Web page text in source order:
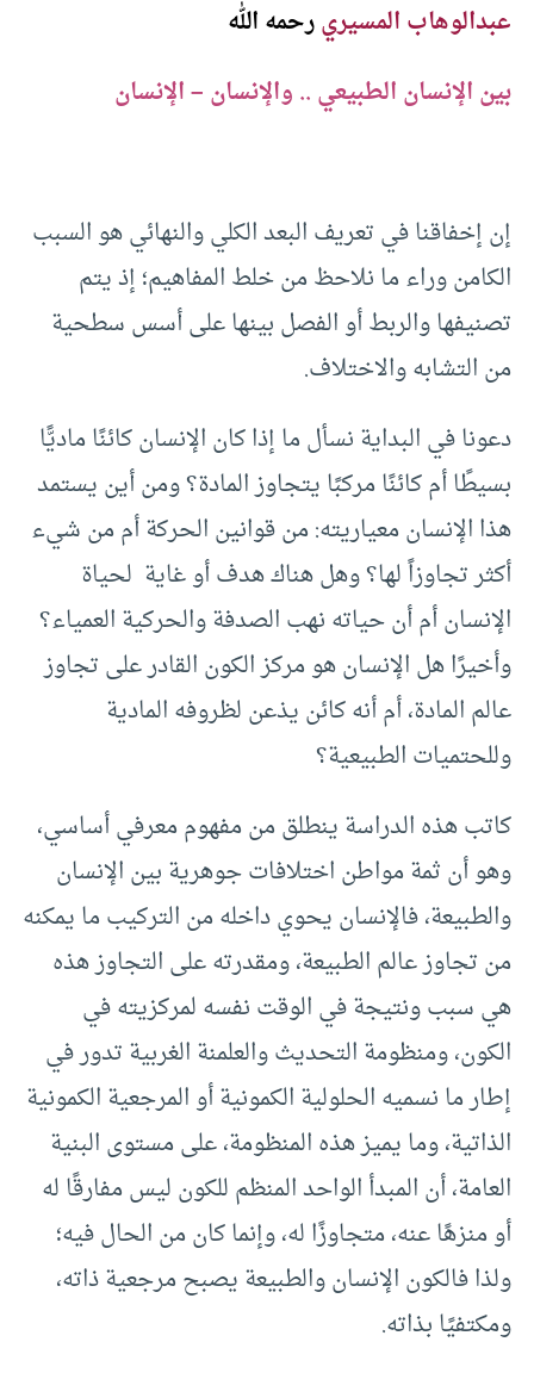
عبدالوهاب المسيريرحمه الله
بين الإنسان الطبيعي .. والإنسان – الإنسان
إن إخفاقنا في تعريف البعد الكلي والنهائي هو السبب
الكامن وراء ما نلاحظ من خلط المفاهيم؛ إذ يتم
تصنيفها والربط أو الفصل بينها على أسس سطحية
من التشابه والاختلاف.
دعونا في البداية نسأل ما إذا كان الإنسان كائنًا ماديًّا
بسيطًا أم كائنًا مركبًا يتجاوز المادة؟ ومن أين يستمد
هذا الإنسان معياريته: من قوانين الحركة أم من شيء
أكثر تجاوزاً لها؟ وهل هناك هدف أو غاية لحياة
الإنسان أم أن حياته نهب الصدفة والحركية العمياء؟
وأخيرًا هل الإنسان هو مركز الكون القادر على تجاوز
عالم المادة، أم أنه كائن يذعن لظروفه المادية
وللحتميات الطبيعية؟
كاتب هذه الدراسة ينطلق من مفهوم معرفي أساسي،
وهو أن ثمة مواطن اختلافات جوهرية بين الإنسان
والطبيعة، فالإنسان يحوي داخله من التركيب ما يمكنه
من تجاوز عالم الطبيعة، ومقدرته على التجاوز هذه
هي سبب ونتيجة في الوقت نفسه لمركزيته في
الكون، ومنظومة التحديث والعلمنة الغربية تدور في
إطار ما نسميه الحلولية الكمونية أو المرجعية الكمونية
الذاتية، وما يميز هذه المنظومة، على مستوى البنية
العامة، أن المبدأ الواحد المنظم للكون ليس مفارقًا له
أو منزهًا عنه، متجاوزًا له، وإنما كان من الحال فيه؛
ولذا فالكون الإنسان والطبيعة يصبح مرجعية ذاته،
ومكتفيًا بذاته.